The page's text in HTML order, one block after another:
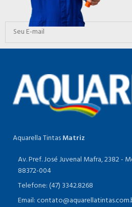
Aquarella TintasMatriz
Av. Pref. José Juvenal Mafra, 2382 -
88372-004
Telefone: (47) 3342.8268
Email: